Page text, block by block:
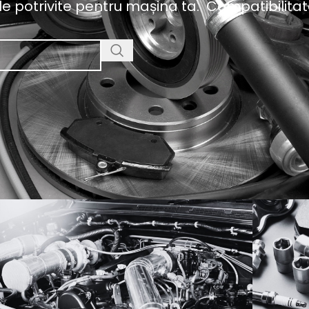
potrivite pentru mașina ta.